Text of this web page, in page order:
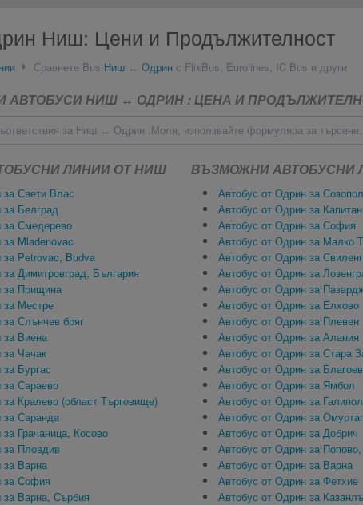
Ниш: Цени и Продължителност
Сравнете Bus Ниш ↔ Одрин с FlixBus, Eurolines, IC Bus и други
АВТОБУСИ НИШ ↔ ОДРИН : ЦЕНА И
за Ниш ↔ Одрин .Моля, използвайте формуляра за търсене.
ЛИНИИ ОТ НИШ
Свети Влас
Белград
Смедерево
Mladenovac
Petrovac, Budva
Димитровград, България
за Прищина
Местре
Слънчев бряг
Виена
Чачак
Бургас
Сараево
Кралево (област Търговище)
Саранда
Грачаница, Косово
Пловдив
Варна
за София
Варна, Сърбия
ВЪЗМОЖНИ АВТОБУСНИ
Автобус от Одрин за Созопол
Автобус от Одрин за
Автобус от Одрин за София
Автобус от Одрин за Малко
Автобус от Одрин за
Автобус от Одрин за
Автобус от Одрин за
Автобус от Одрин за Елхово
Автобус от Одрин за Плевен
Автобус от Одрин за Алания
Автобус от Одрин за Стара
Автобус от Одрин за
Автобус от Одрин за Ямбол
Автобус от Одрин за
Автобус от Одрин за Омуртаг
Автобус от Одрин за Добрич
Автобус от Одрин за
Автобус от Одрин за Варна
Автобус от Одрин за Фетхие
Автобус от Одрин за